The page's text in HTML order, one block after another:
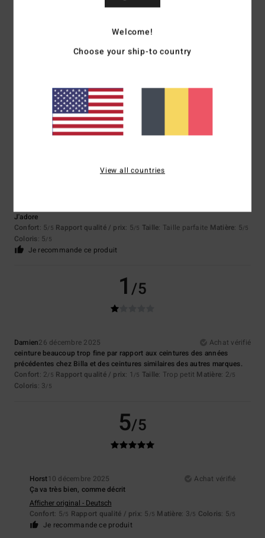
J'adore
Confort: 5/5 Rapport qualité / prix: 5/5 Taille: Taille parfaite Matière: 5/5
Coloris: 5/5
Je recommande ce produit
1/5
Damien26 décembre 2025
Achat vérifié
ceinture beaucoup trop fine par rapport aux ceintures des années
précédentes chez Billa et des ceintures similaires des autres marques.
Confort: 2/5 Rapport qualité / prix: 1 /5 Taille: Trop petit Matière: 2/5
Coloris: 3/5
5/5
Horst10 décembre 2025
Achat vérifié
Ça va très bien, comme décrit
Afficher original - Deutsch
Confort: 5/5 Rapport qualité / prix: 5 /5 Matière: 3/5 Coloris: 5/5
Je recommande ce produit
Welcome!
Choose your ship-to country
View all countries